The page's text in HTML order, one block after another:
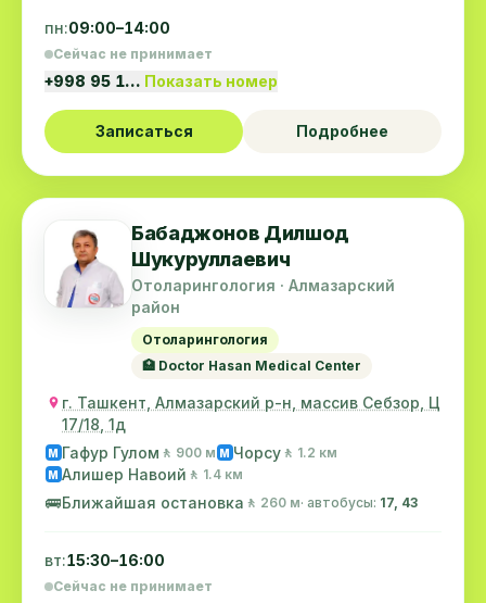
пн:09:00–14:00
Сейчас не принимает
+998 95 1… Показать номер
Записаться Подробнее
Бабаджонов Дилшод
Шукуруллаевич
Отоларингология · Алмазарский
район
Отоларингология
🏥 Doctor Hasan Medical Center
г. Ташкент, Алмазарский р-н, массив Себзор, Ц
17/18, 1д
M Гафур Гулом 🚶 900 м M Чорсу 🚶 1.2 км
M Алишер Навоий 🚶 1.4 км
🚌Ближайшая остановка 🚶 260 м· автобусы: 17, 43
вт:15:30–16:00
Сейчас не принимает